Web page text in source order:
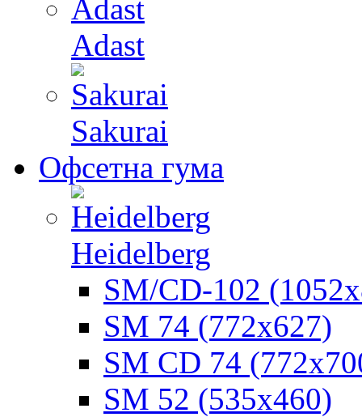
Adast
Sakurai
Офсетна гума
Heidelberg
SM/CD-102
SM 74 (772х627)
SM CD 74
SM 52 (535х460)